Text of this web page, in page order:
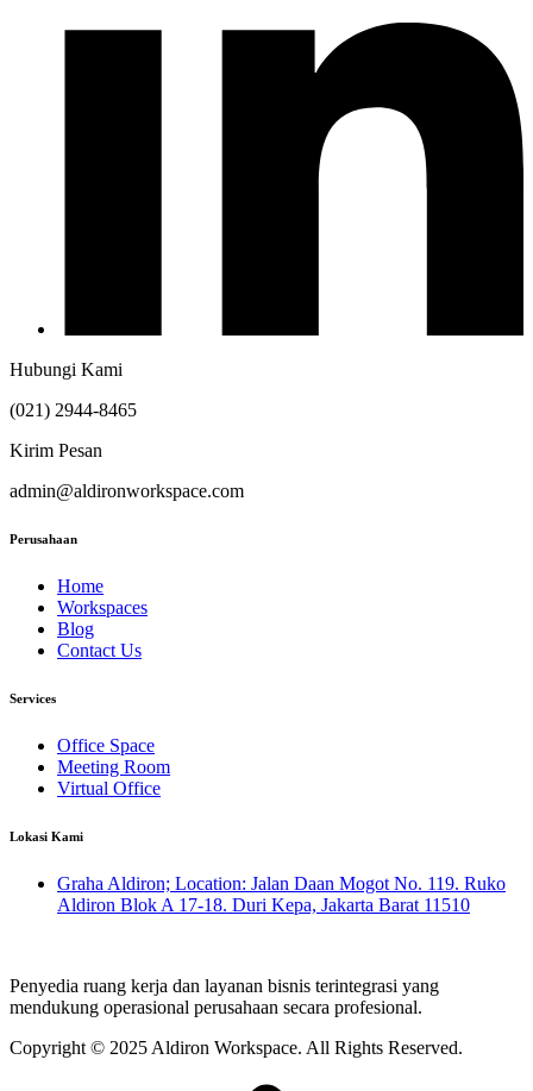
Hubungi Kami
(021) 2944-8465
Kirim Pesan
admin@aldironworkspace.com
Perusahaan
Home
Workspaces
Blog
Contact Us
Services
Office Space
Meeting Room
Virtual Office
Lokasi Kami
Graha Aldiron; Location: Jalan Daan Mogot No. 119. Ruko
Aldiron Blok A 17-18. Duri Kepa, Jakarta Barat 11510
Penyedia ruang kerja dan layanan bisnis terintegrasi yang
mendukung operasional perusahaan secara profesional.
Copyright © 2025 Aldiron Workspace. All Rights Reserved.